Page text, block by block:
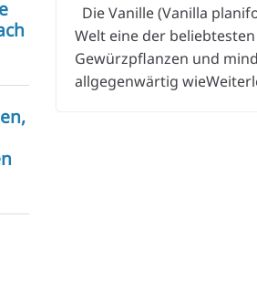
Die Vanille (Vanilla
Welt eine der
Gewürzpflanzen und
allgegenwärtig